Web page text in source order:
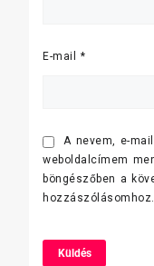
E-mail*
A nevem, e-
weboldalcímem
böngészőben a
hozzászólásomhoz.